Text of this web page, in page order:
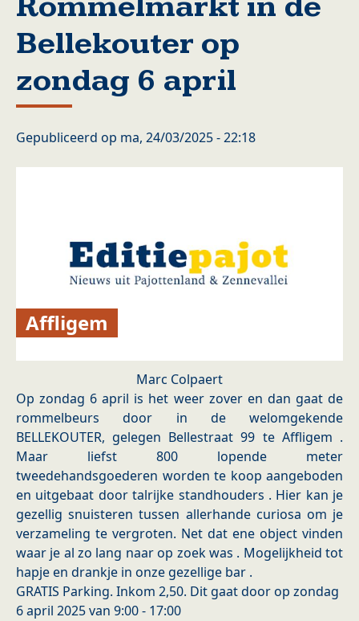
Bellekouter op
zondag 6 april
Gepubliceerd op ma, 24/03/2025 - 22:18
Affligem
Marc Colpaert
Op zondag 6 april is het weer zover en dan gaat de
rommelbeurs door in de welomgekende
BELLEKOUTER, gelegen Bellestraat 99 te Affligem .
Maar liefst 800 lopende meter
tweedehandsgoederen worden te koop aangeboden
en uitgebaat door talrijke standhouders . Hier kan je
gezellig snuisteren tussen allerhande curiosa om je
verzameling te vergroten. Net dat ene object vinden
waar je al zo lang naar op zoek was . Mogelijkheid tot
hapje en drankje in onze gezellige bar .
GRATIS Parking. Inkom 2,50. Dit gaat door op zondag
6 april 2025 van 9:00 - 17:00